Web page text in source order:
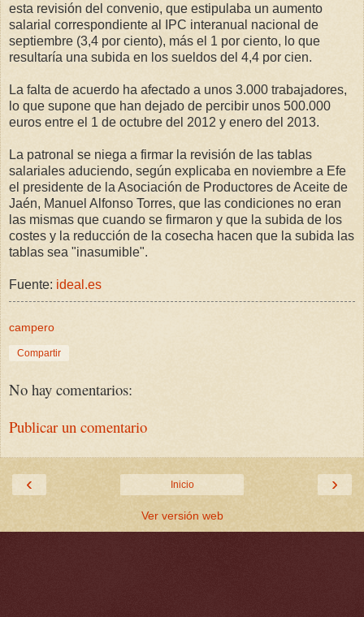
esta revisión del convenio, que estipulaba un aumento
salarial correspondiente al IPC interanual nacional de
septiembre (3,4 por ciento), más el 1 por ciento, lo que
resultaría una subida en los sueldos del 4,4 por cien.
La falta de acuerdo ha afectado a unos 3.000 trabajadores,
lo que supone que han dejado de percibir unos 500.000
euros entre el 1 de octubre del 2012 y enero del 2013.
La patronal se niega a firmar la revisión de las tablas
salariales aduciendo, según explicaba en noviembre a Efe
el presidente de la Asociación de Productores de Aceite de
Jaén, Manuel Alfonso Torres, que las condiciones no eran
las mismas que cuando se firmaron y que la subida de los
costes y la reducción de la cosecha hacen que la subida las
tablas sea "inasumible".
Fuente: ideal.es
campero
Compartir
No hay comentarios:
Publicar un comentario
‹ ›
Inicio
Ver versión web